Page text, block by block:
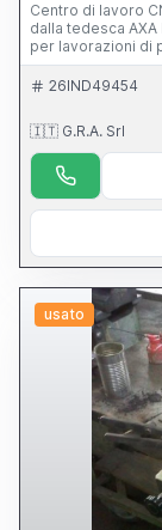
Centro di lavoro
dalla tedesca
per lavorazioni di
particolarmente
aerospaziale;
a un classico
lavoro, CN
impeccabile,
truciolo...),
26IND49454
🇮🇹 G.R.A. Srl
usato